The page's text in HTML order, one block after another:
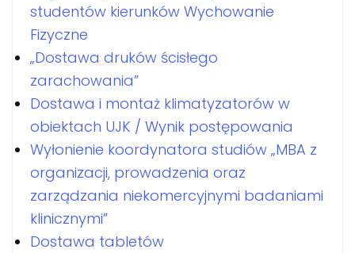
studentów kierunków Wychowanie
Fizyczne
„Dostawa druków ścisłego
zarachowania”
Dostawa i montaż klimatyzatorów w
obiektach UJK / Wynik postępowania
Wyłonienie koordynatora studiów „MBA z
organizacji, prowadzenia oraz
zarządzania niekomercyjnymi badaniami
klinicznymi”
Dostawa tabletów